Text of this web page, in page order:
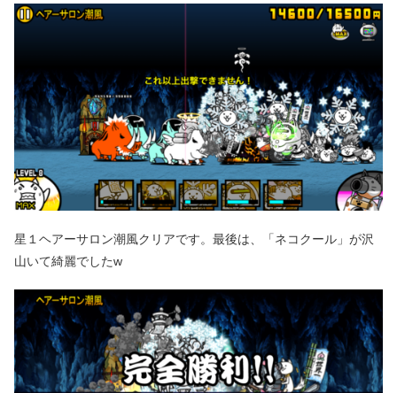
星１ヘアーサロン潮風クリアです。最後は、「ネコクール」が沢
山いて綺麗でしたw